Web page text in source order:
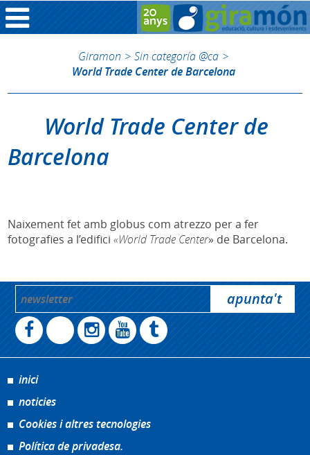
Giramon > Sin categoría @ca >
World Trade Center de Barcelona
World Trade Center de
Barcelona
Naixement fet amb globus com atrezzo per a fer
fotografies a l’edifici«World Trade Center» de Barcelona.
inici
noticies
Cookies i altres tecnologies
Política de privadesa.